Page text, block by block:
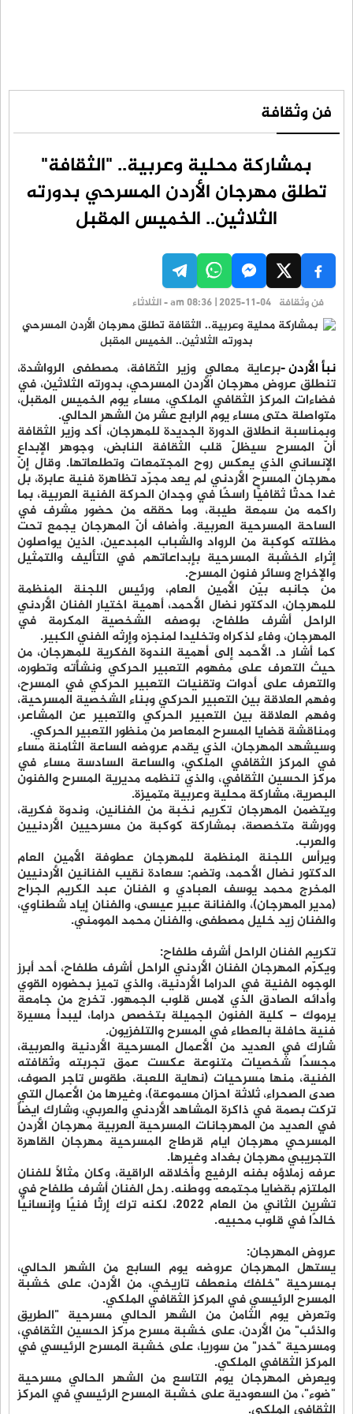
فن وثقافة
بمشاركة محلية وعربية.. "الثقافة"
تطلق مهرجان الأردن المسرحي بدورته
الثلاثين.. الخميس المقبل
فن وثقافة am 08:36 | 2025-11-04 - الثلاثاء
نبأ الأردن -برعاية معالي وزير الثقافة، مصطفى الرواشدة،
تنطلق عروض مهرجان الأردن المسرحي، بدورته الثلاثين، في
فضاءات المركز الثقافي الملكي، مساء يوم الخميس المقبل،
متواصلة حتى مساء يوم الرابع عشر من الشهر الحالي.
وبمناسبة انطلاق الدورة الجديدة للمهرجان، أكد وزير الثقافة
أنّ المسرح سيظلّ قلب الثقافة النابض، وجوهر الإبداع
الإنساني الذي يعكس روح المجتمعات وتطلعاتها. وقال إنّ
مهرجان المسرح الأردني لم يعد مجرّد تظاهرة فنية عابرة، بل
غدا حدثًا ثقافيًّا راسخًا في وجدان الحركة الفنية العربية، بما
راكمه من سمعة طيبة، وما حققه من حضور مشرف في
الساحة المسرحية العربية. وأضاف أنّ المهرجان يجمع تحت
مظلته كوكبة من الرواد والشباب المبدعين، الذين يواصلون
إثراء الخشبة المسرحية بإبداعاتهم في التأليف والتمثيل
والإخراج وسائر فنون المسرح.
من جانبه بيّن الأمين العام، ورئيس اللجنة المنظمة
للمهرجان، الدكتور نضال الأحمد، أهمية اختيار الفنان الأردني
الراحل أشرف طلفاح، بوصفه الشخصية المكرمة في
المهرجان، وفاء لذكراه وتخليدا لمنجزه وإرثه الفني الكبير.
كما أشار د. الأحمد إلى أهمية الندوة الفكرية للمهرجان، من
حيث التعرف على مفهوم التعبير الحركي ونشأته وتطوره،
والتعرف على أدوات وتقنيات التعبير الحركي في المسرح،
وفهم العلاقة بين التعبير الحركي وبناء الشخصية المسرحية،
وفهم العلاقة بين التعبير الحركي والتعبير عن المشاعر،
ومناقشة قضايا المسرح المعاصر من منظور التعبير الحركي.
وسيشهد المهرجان، الذي يقدم عروضه الساعة الثامنة مساء
في المركز الثقافي الملكي، والساعة السادسة مساء في
مركز الحسين الثقافي، والذي تنظمه مديرية المسرح والفنون
البصرية، مشاركة محلية وعربية متميزة.
ويتضمن المهرجان تكريم نخبة من الفنانين، وندوة فكرية،
وورشة متخصصة، بمشاركة كوكبة من مسرحيين الأردنيين
والعرب.
ويرأس اللجنة المنظمة للمهرجان عطوفة الأمين العام
الدكتور نضال الأحمد، وتضم: سعادة نقيب الفنانين الأردنيين
المخرج محمد يوسف العبادي و الفنان عبد الكريم الجراح
(مدير المهرجان)، والفنانة عبير عيسى، والفنان إياد شطناوي،
والفنان زيد خليل مصطفى، والفنان محمد المومني.
تكريم الفنان الراحل أشرف طلفاح:
ويكرّم المهرجان الفنان الأردني الراحل أشرف طلفاح، أحد أبرز
الوجوه الفنية في الدراما الأردنية، والذي تميز بحضوره القوي
وأدائه الصادق الذي لامس قلوب الجمهور. تخرج من جامعة
يرموك – كلية الفنون الجميلة بتخصص دراما، ليبدأ مسيرة
فنية حافلة بالعطاء في المسرح والتلفزيون.
شارك في العديد من الأعمال المسرحية الأردنية والعربية،
مجسدًا شخصيات متنوعة عكست عمق تجربته وثقافته
الفنية، منها مسرحيات (نهاية اللعبة، طقوس تاجر الصوف،
صدى الصحراء، ثلاثة احزان مسموعة)، وغيرها من الأعمال التي
تركت بصمة في ذاكرة المشاهد الأردني والعربي، وشارك ايضاً
في العديد من المهرجانات المسرحية العربية مهرجان الأردن
المسرحي مهرجان ايام قرطاج المسرحية مهرجان القاهرة
التجريبي مهرجان بغداد وغيرها.
عرفه زملاؤه بفنه الرفيع وأخلاقه الراقية، وكان مثالًا للفنان
الملتزم بقضايا مجتمعه ووطنه. رحل الفنان أشرف طلفاح في
تشرين الثاني من العام 2022، لكنه ترك إرثًا فنيًا وإنسانيًا
خالدًا في قلوب محبيه.
عروض المهرجان:
يستهل المهرجان عروضه يوم السابع من الشهر الحالي،
بمسرحية "خلفك منعطف تاريخي، من الأردن، على خشبة
المسرح الرئيسي في المركز الثقافي الملكي.
وتعرض يوم الثامن من الشهر الحالي مسرحية "الطريق
والذئب" من الأردن، على خشبة مسرح مركز الحسين الثقافي،
ومسرحية "خدر" من سوريا، على خشبة المسرح الرئيسي في
المركز الثقافي الملكي.
ويعرض المهرجان يوم التاسع من الشهر الحالي مسرحية
"ضوء"، من السعودية على خشبة المسرح الرئيسي في المركز